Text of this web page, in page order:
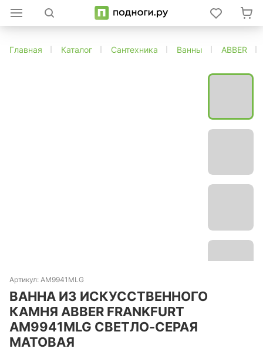
Главная Каталог Сантехника Ванны ABBER
Артикул: AM9941MLG
ВАННА ИЗ ИСКУССТВЕННОГО
КАМНЯ ABBER FRANKFURT
AM9941MLG СВЕТЛО-СЕРАЯ
МАТОВАЯ